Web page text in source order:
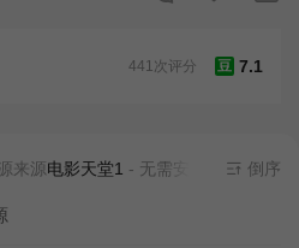
豆 7.1
441次评分
源电影天堂1- 无需安装任何插件倒序